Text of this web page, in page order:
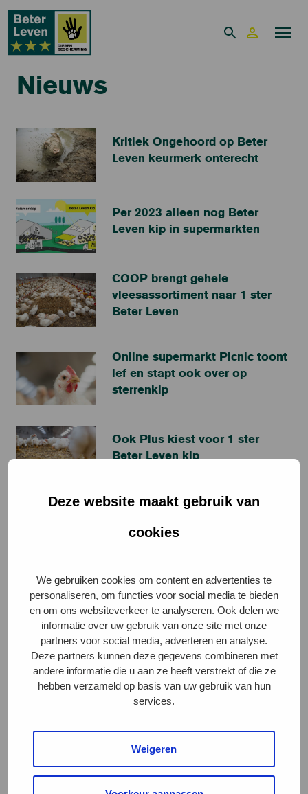
Deze website maakt gebruik van
cookies
We gebruiken cookies om content en advertenties te
personaliseren, om functies voor social media te bieden
en om ons websiteverkeer te analyseren. Ook delen we
informatie over uw gebruik van onze site met onze
partners voor social media, adverteren en analyse.
Deze partners kunnen deze gegevens combineren met
andere informatie die u aan ze heeft verstrekt of die ze
hebben verzameld op basis van uw gebruik van hun
services.
Weigeren
Nieuws
Kritiek Ongehoord op Beter
Leven keurmerk onterecht
Per 2023 alleen nog Beter
Leven kip in supermarkten
COOP brengt gehele
vleesassortiment naar 1 ster
Beter Leven
Online supermarkt Picnic toont
lef en stapt ook over op
sterrenkip
Ook Plus kiest voor 1 ster
Beter Leven kip
Beter Leven keurmerk meest
Jumbo gaat voor kip met Beter
Leven keurmerk
Snackbarketen Smullers krijgt
Beter Leven keurmerk